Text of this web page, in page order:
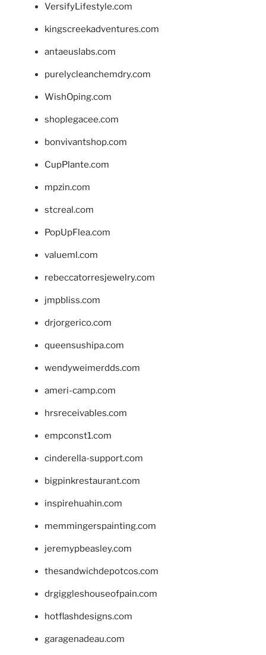
VersifyLifestyle.com
kingscreekadventures.com
antaeuslabs.com
purelycleanchemdry.com
WishOping.com
shoplegacee.com
bonvivantshop.com
CupPlante.com
mpzin.com
stcreal.com
PopUpFlea.com
valueml.com
rebeccatorresjewelry.com
jmpbliss.com
drjorgerico.com
queensushipa.com
wendyweimerdds.com
ameri-camp.com
hrsreceivables.com
empconst1.com
cinderella-support.com
bigpinkrestaurant.com
inspirehuahin.com
memmingerspainting.com
jeremypbeasley.com
thesandwichdepotcos.com
drgiggleshouseofpain.com
hotflashdesigns.com
garagenadeau.com